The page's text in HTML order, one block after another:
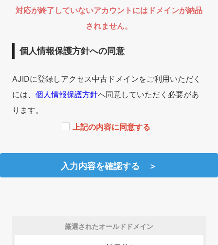
対応が終了していないアカウントにはドメインが納品
されません。
個人情報保護方針への同意
AJIDに登録しアクセス中古ドメインをご利用いただく
には、 個人情報保護方針へ同意していただく必要があ
ります。
上記の内容に同意する
厳選されたオールドドメイン